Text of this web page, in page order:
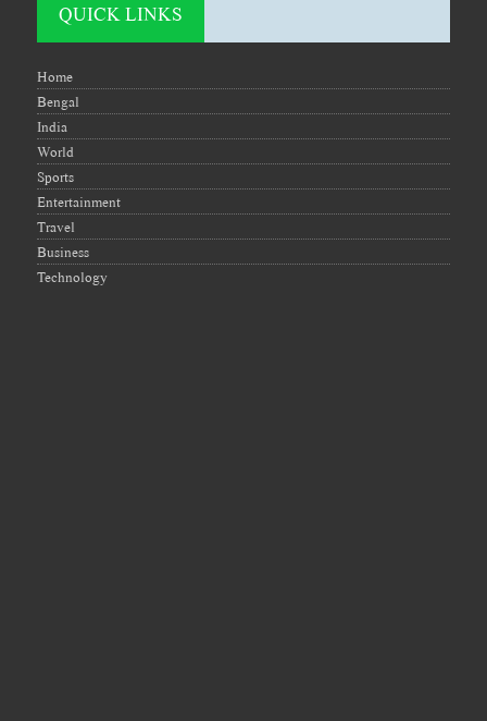
QUICK LINKS
Home
Bengal
India
World
Sports
Entertainment
Travel
Business
Technology